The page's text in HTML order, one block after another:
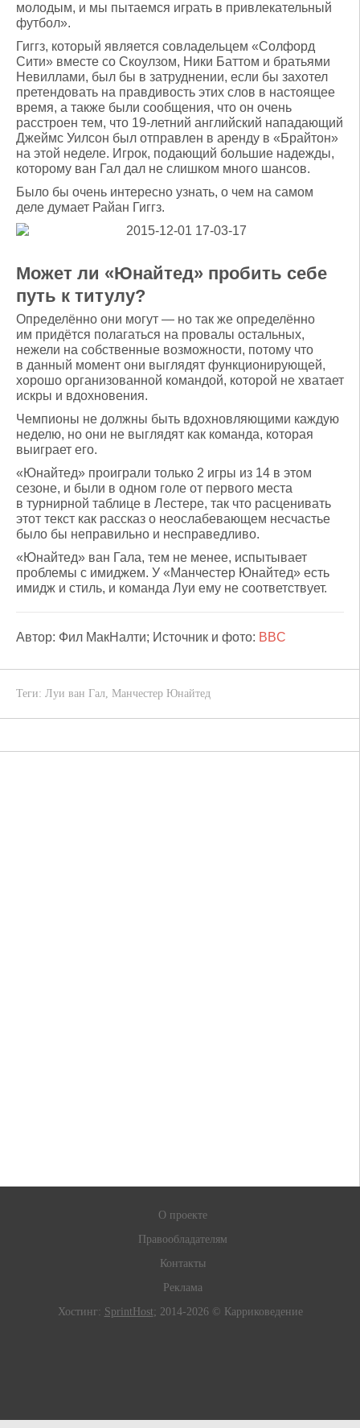
молодым, и мы пытаемся играть в привлекательный
футбол».
Гиггз, который является совладельцем «Солфорд
Сити» вместе со Скоулзом, Ники Баттом и братьями
Невиллами, был бы в затруднении, если бы захотел
претендовать на правдивость этих слов в настоящее
время, а также были сообщения, что он очень
расстроен тем, что 19-летний английский нападающий
Джеймс Уилсон был отправлен в аренду в «Брайтон»
на этой неделе. Игрок, подающий большие надежды,
которому ван Гал дал не слишком много шансов.
Было бы очень интересно узнать, о чем на самом
деле думает Райан Гиггз.
Может ли «Юнайтед» пробить себе
путь к титулу?
Определённо они могут — но так же определённо
им придётся полагаться на провалы остальных,
нежели на собственные возможности, потому что
в данный момент они выглядят функционирующей,
хорошо организованной командой, которой не хватает
искры и вдохновения.
Чемпионы не должны быть вдохновляющими каждую
неделю, но они не выглядят как команда, которая
выиграет его.
«Юнайтед» проиграли только 2 игры из 14 в этом
сезоне, и были в одном голе от первого места
в турнирной таблице в Лестере, так что расценивать
этот текст как рассказ о неослабевающем несчастье
было бы неправильно и несправедливо.
«Юнайтед» ван Гала, тем не менее, испытывает
проблемы с имиджем. У «Манчестер Юнайтед» есть
имидж и стиль, и команда Луи ему не соответствует.
Автор: Фил МакНалти; Источник и фото: BBC
Теги: Луи ван Гал, Манчестер Юнайтед
О проекте
Правообладателям
Контакты
Реклама
Хостинг: SprintHost; 2014-2026 © Карриковедение